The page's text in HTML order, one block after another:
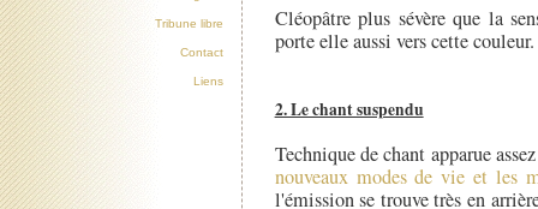
Cléopâtre plus sévère que la
porte elle aussi vers cette couleur.
2. Le chant suspendu
Technique de chant apparue
nouveaux modes de vie et les
l'émission se trouve très en
Tribune libre
Contact
Liens